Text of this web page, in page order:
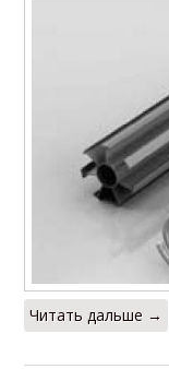
Читать дальше →